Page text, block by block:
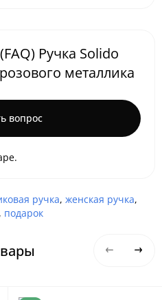
Ручка Solido
металлика
вопрос
ручка, женская ручка,
, подарок